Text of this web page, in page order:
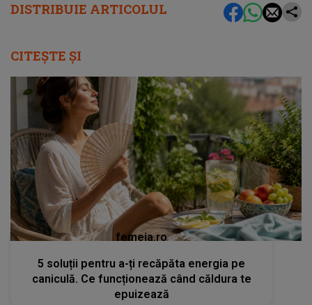
DISTRIBUIE ARTICOLUL
CITEȘTE ȘI
femeia.ro
5 soluții pentru a-ți recăpăta energia pe
caniculă. Ce funcționează când căldura te
epuizează